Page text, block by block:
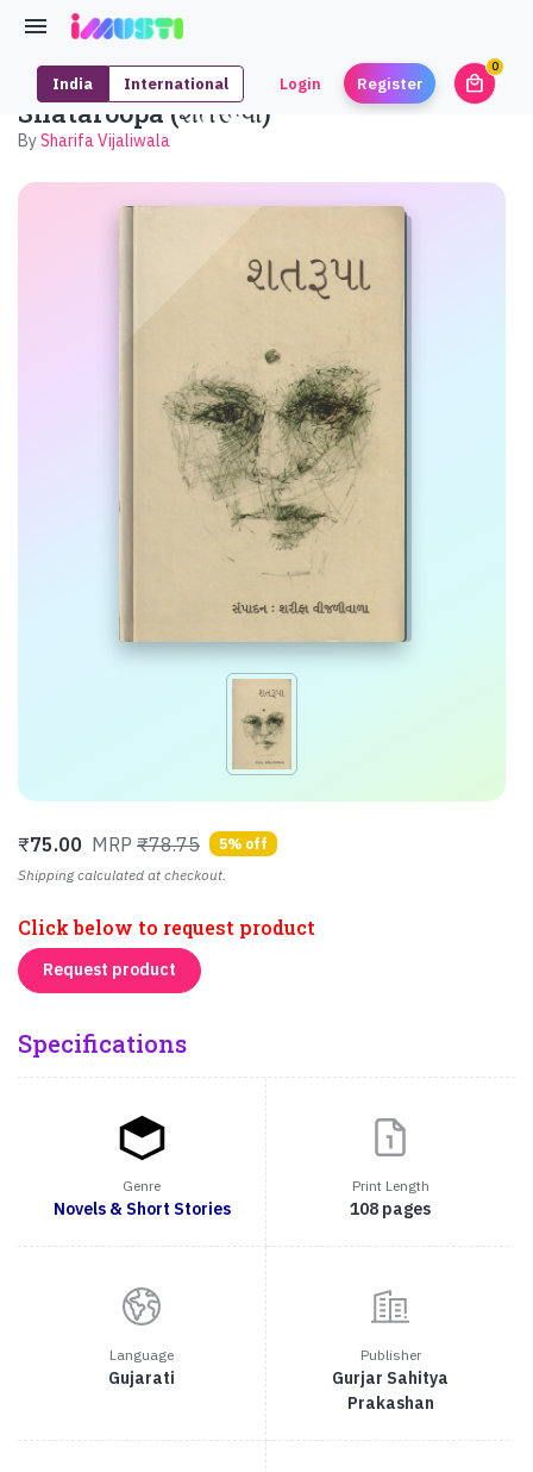
India International Login Register local_mall
0
Shataroopa (શતરૂપા)
BySharifa Vijaliwala
₹75.00 MRP ₹78.75
5% off
Shipping calculated at checkout.
Click below to request product
Request product
Specifications
Genre
Novels & Short Stories
Print Length
108 pages
Language
Gujarati
Publisher
Gurjar Sahitya
Prakashan